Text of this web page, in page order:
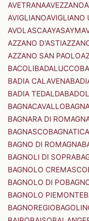
AVETRANAAVEZZANO
AVIGLIANOAVIGLIANO
AVOLASCAAYAS
AZZANO D'ASTI
AZZANO SAN PAOLO
BACOLIBADALUCCO
BADIA CALAVENA
BADIA TEDALDA
BAGNACAVALLO
BAGNARA DI
BAGNASCOBAGNATICA
BAGNO DI ROMAGNA
BAGNOLI DI SOPRA
BAGNOLO CREMASCO
BAGNOLO DI PO
BAGNOLO PIEMONTE
BAGNOREGIO